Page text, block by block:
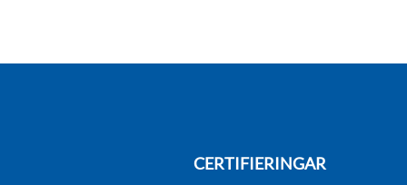
CERTIFIERINGAR